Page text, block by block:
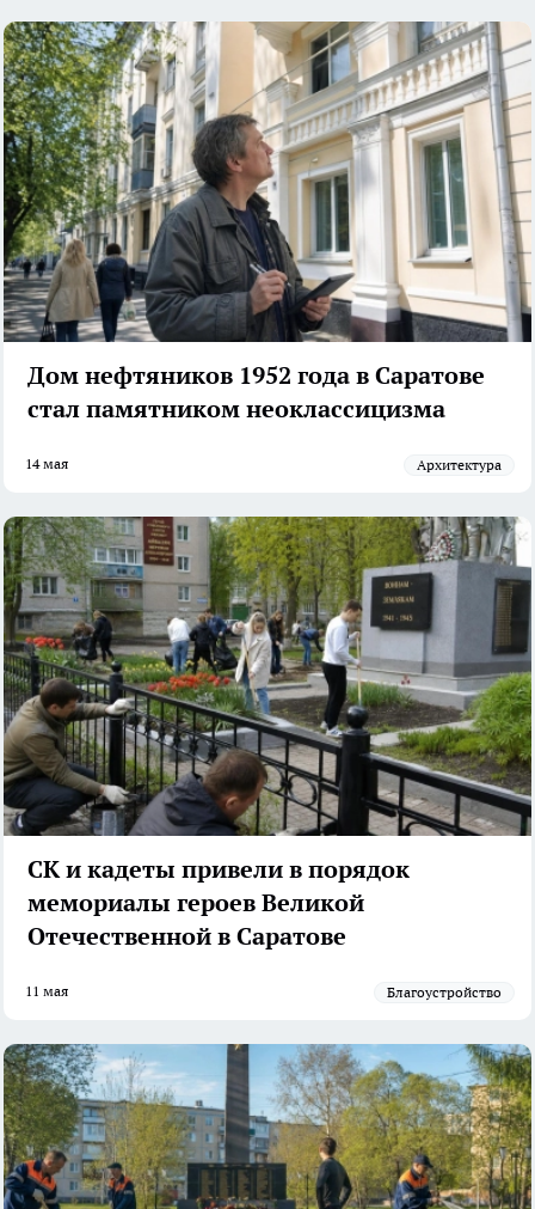
Дом нефтяников 1952 года в Саратове
стал памятником неоклассицизма
14 мая архитектура
СК и кадеты привели в порядок
мемориалы героев Великой
Отечественной в Саратове
11 мая Благоустройство